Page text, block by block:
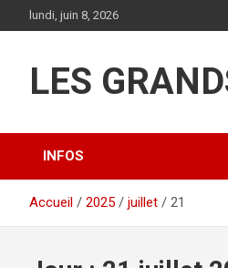
au
lundi, juin 8, 2026
LES
INFOS
Accueil 2025 juillet 21